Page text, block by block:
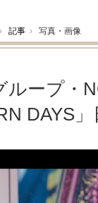
› 記事 › 写真・画像
ープ・
DAYS